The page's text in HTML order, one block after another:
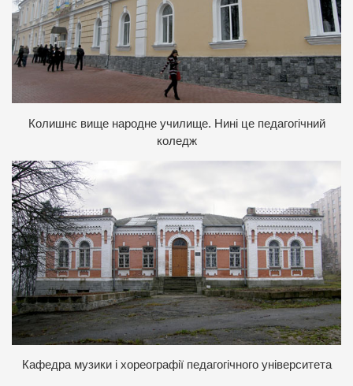
Колишнє вище народне училище. Нині це педагогічний
коледж
Кафедра музики і хореографії педагогічного університета